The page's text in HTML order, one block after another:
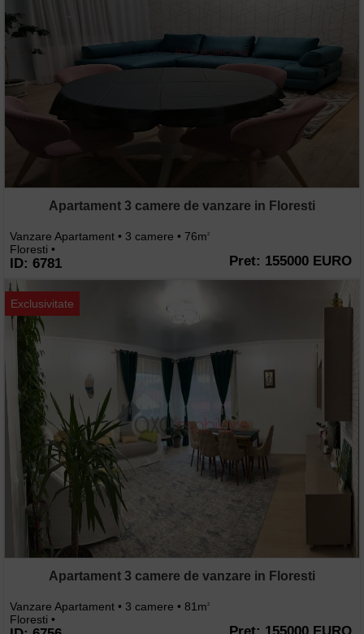
Apartament 3 camere de vanzare in Floresti
Vanzare Apartament • 3 camere • 76m2
Floresti •
ID: 6781 Pret: 155000 EURO
Exclusivitate
Apartament 3 camere de vanzare in Floresti
Vanzare Apartament • 3 camere • 81m2
Floresti •